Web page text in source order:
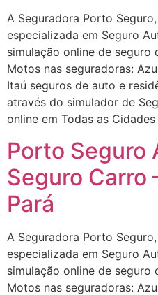
A Seguradora Porto
especializada em Seguro
simulação online de seguro
Motos nas seguradoras:
Itaú seguros de auto e
através do simulador de
online em Todas as
Porto Seguro
Seguro Carro
Pará
A Seguradora Porto
especializada em Seguro
simulação online de seguro
Motos nas seguradoras: